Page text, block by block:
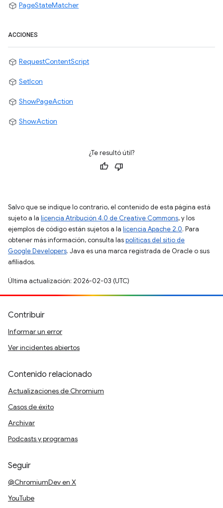
PageStateMatcher
ACCIONES
RequestContentScript
SetIcon
ShowPageAction
ShowAction
¿Te resultó útil?
Salvo que se indique lo contrario, el contenido de esta página está
sujeto a la licencia Atribución 4.0 de Creative Commons, y los
ejemplos de código están sujetos a la licencia Apache 2.0. Para
obtener más información, consulta laspolíticas del sitio de
Google Developers. Java es una marca registrada de Oracle o sus
afiliados.
Última actualización: 2026-02-03 (UTC)
Contribuir
Informar un error
Ver incidentes abiertos
Contenido relacionado
Actualizaciones de Chromium
Casos de éxito
Archivar
Podcasts y programas
Seguir
@ChromiumDev en X
YouTube